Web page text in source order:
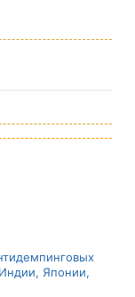
Японии,